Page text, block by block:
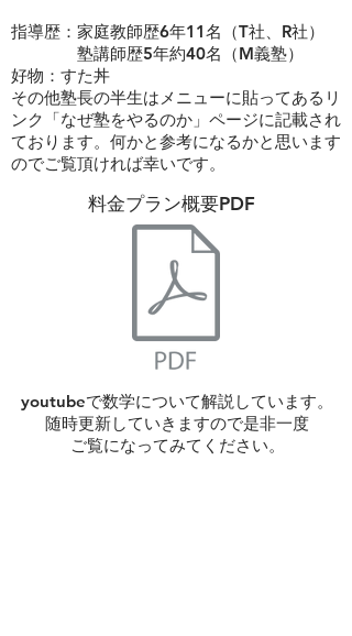
指導歴：家庭教師歴6年11名（T社、R社）
​ 塾講師歴5年約40名（M義塾）
​好物：すた丼
その他塾長の半生はメニューに貼ってあるリ
ンク「なぜ塾をやるのか」ページに記載され
ております。何かと参考になるかと思います
のでご覧頂ければ幸いです。
​料金プラン概要PDF
youtubeで数学について解説しています。
​随時更新していきますので是非一度
ご覧になってみてください。